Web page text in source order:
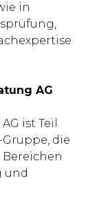
in
AG
ist Teil
die
und